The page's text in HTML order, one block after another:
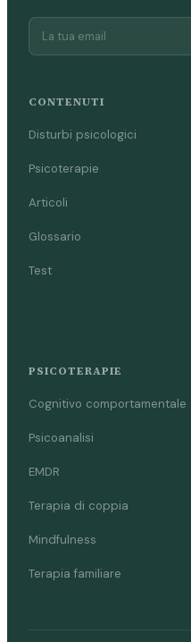
CONTENUTI
Disturbi psicologici
Psicoterapie
Articoli
Glossario
Test
PSICOTERAPIE
Cognitivo comportamentale
Psicoanalisi
EMDR
Terapia di coppia
Mindfulness
Terapia familiare